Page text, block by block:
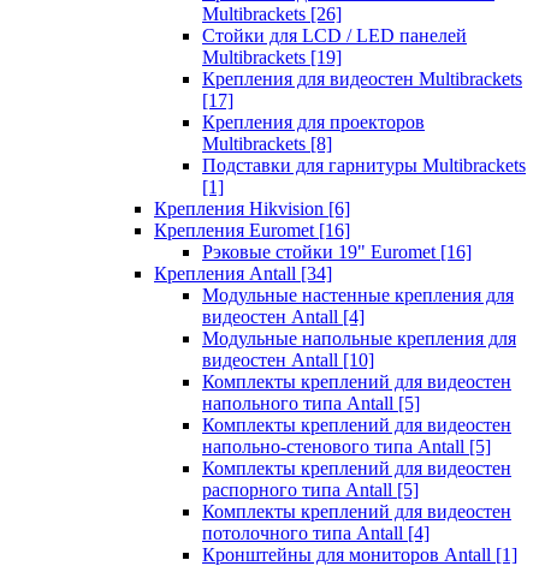
Multibrackets [26]
Стойки для LCD / LED панелей
Multibrackets [19]
Крепления для видеостен Multibrackets
[17]
Крепления для проекторов
Multibrackets [8]
Подставки для гарнитуры Multibrackets
[1]
Крепления Hikvision [6]
Крепления Euromet [16]
Рэковые стойки 19" Euromet [16]
Крепления Antall [34]
Модульные настенные крепления для
видеостен Antall [4]
Модульные напольные крепления для
видеостен Antall [10]
Комплекты креплений для видеостен
напольного типа Antall [5]
Комплекты креплений для видеостен
напольно-стенового типа Antall [5]
Комплекты креплений для видеостен
распорного типа Antall [5]
Комплекты креплений для видеостен
потолочного типа Antall [4]
Кронштейны для мониторов Antall [1]